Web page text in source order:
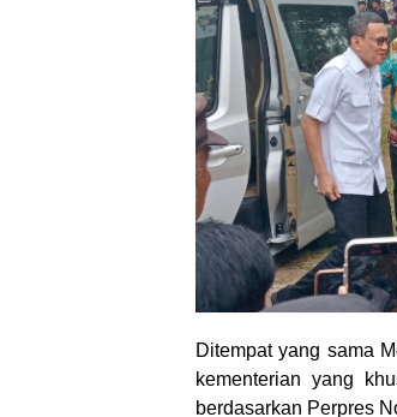
Ditempat yang sama
kementerian yang
berdasarkan Perpres